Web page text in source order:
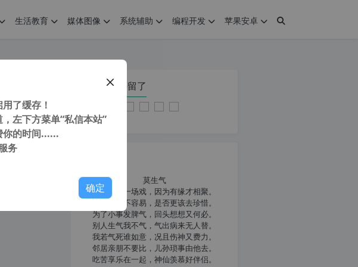
生活教育 媒体图像 系统辅助 编程开发 苹果安卓
文注册版
间位于国
您在本页停留了
莫生气
人生就像一场戏，因为有缘才相聚。
相扶到老不容易，是否更该去珍惜。
为了小事发脾气，回头想想又何必。
别人生气我不气，气出病来无人替。
我若气死谁如意，况且伤神又费力。
邻居亲朋不要比，儿孙琐事由他去。
吃苦享乐在一起，神仙羡慕好伴侣。
了缓存！
左下方菜单“私信本站”
你的时间......
务
确定